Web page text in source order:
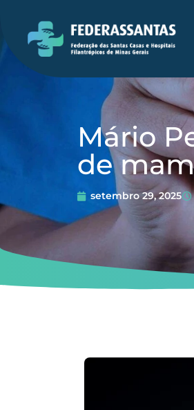
Mário
de
setembro 29, 2025